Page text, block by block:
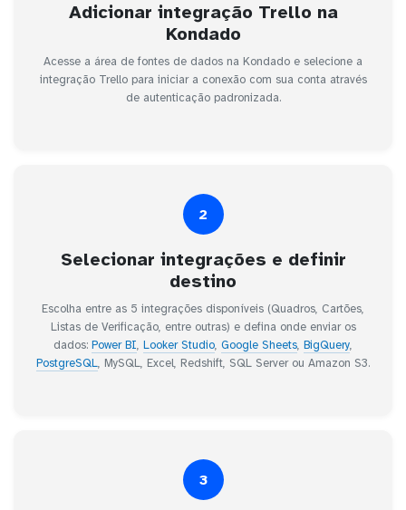
Adicionar integração Trello na
Kondado
Acesse a área de fontes de dados na Kondado e selecione a
integração Trello para iniciar a conexão com sua conta através
de autenticação padronizada.
2
Selecionar integrações e definir
destino
Escolha entre as 5 integrações disponíveis (Quadros, Cartões,
Listas de Verificação, entre outras) e defina onde enviar os
dados: Power BI, Looker Studio, Google Sheets, BigQuery,
PostgreSQL, MySQL, Excel, Redshift, SQL Server ou Amazon S3.
3